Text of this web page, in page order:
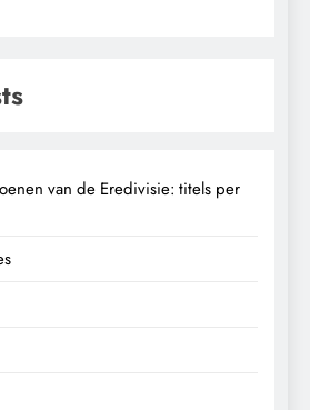
van de Eredivisie: titels per